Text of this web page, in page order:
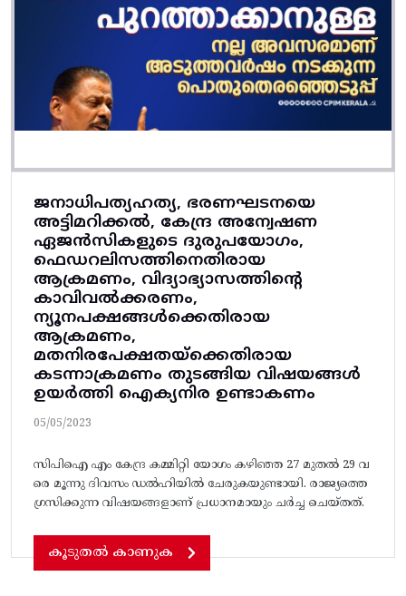
ജനാധിപത്യഹത്യ, ഭരണഘടനയെ
അട്ടിമറിക്കൽ, കേന്ദ്ര അന്വേഷണ
ഏജൻസികളുടെ ദുരുപയോഗം,
ഫെഡറലിസത്തിനെതിരായ
ആക്രമണം, വിദ്യാഭ്യാസത്തിന്റെ
കാവിവൽക്കരണം,
ന്യൂനപക്ഷങ്ങൾക്കെതിരായ
ആക്രമണം,
മതനിരപേക്ഷതയ്‌ക്കെതിരായ
കടന്നാക്രമണം തുടങ്ങിയ വിഷയങ്ങൾ
ഉയർത്തി ഐക്യനിര ഉണ്ടാകണം
05/05/2023
സിപിഐ എം കേന്ദ്ര കമ്മിറ്റി യോഗം കഴിഞ്ഞ 27 മുതൽ 29 വ
രെ മൂന്നു ദിവസം ഡൽഹിയിൽ ചേരുകയുണ്ടായി. രാജ്യത്തെ
ഗ്രസിക്കുന്ന വിഷയങ്ങളാണ്‌ പ്രധാനമായും ചർച്ച ചെയ്‌തത്‌.
കൂടുതൽ കാണുക